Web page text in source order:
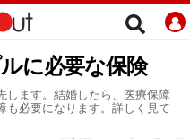
に必要な保険
します。結婚したら、医療保障
も必要になります。詳しく見て